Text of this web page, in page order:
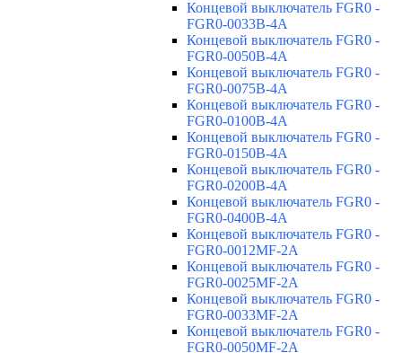
Концевой выключатель FGR0 -
FGR0-0033B-4A
Концевой выключатель FGR0 -
FGR0-0050B-4A
Концевой выключатель FGR0 -
FGR0-0075B-4A
Концевой выключатель FGR0 -
FGR0-0100B-4A
Концевой выключатель FGR0 -
FGR0-0150B-4A
Концевой выключатель FGR0 -
FGR0-0200B-4A
Концевой выключатель FGR0 -
FGR0-0400B-4A
Концевой выключатель FGR0 -
FGR0-0012MF-2A
Концевой выключатель FGR0 -
FGR0-0025MF-2A
Концевой выключатель FGR0 -
FGR0-0033MF-2A
Концевой выключатель FGR0 -
FGR0-0050MF-2A